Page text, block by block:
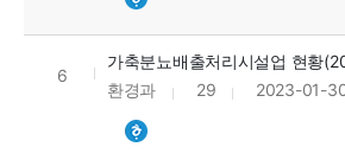
6
가축분뇨배출처리시설업 현황
환경과
29 2023-01-